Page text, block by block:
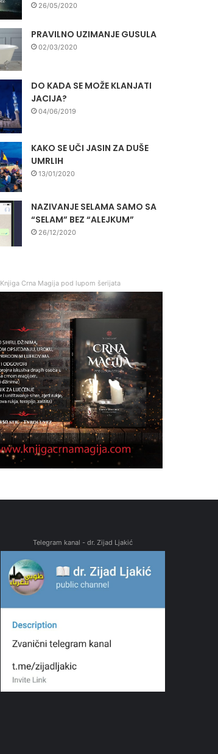
26/05/2020
PRAVILNO UZIMANJE GUSULA
02/03/2020
DO KADA SE MOŽE KLANJATI
JACIJA?
04/06/2019
KAKO SE UČI JASIN ZA DUŠE
UMRLIH
13/01/2020
NAZIVANJE SELAMA SAMO SA
“SELAM” BEZ “ALEJKUM”
26/12/2020
Knjiga Crna Magija pod lupom šerijata
Telegram kanal - dr. Zijad Ljakić